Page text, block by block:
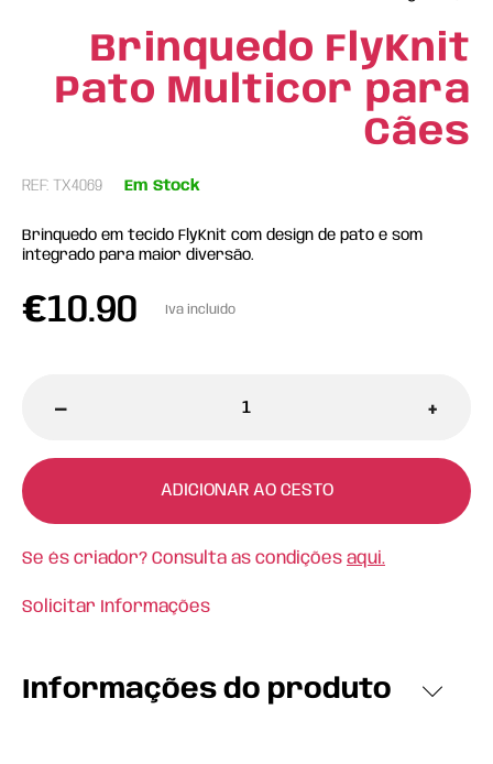
Brinquedo FlyKnit
Pato Multicor para
Cães
REF: TX4069 Em Stock
Brinquedo em tecido FlyKnit com design de pato e som
integrado para maior diversão.
€10.90 Iva incluído
- +
ADICIONAR AO CESTO
Se és criador? Consulta as condições aqui.
Solicitar Informações
Informações do produto